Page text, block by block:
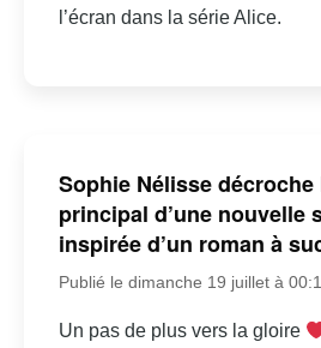
l’écran dans la série Alice.
Sophie Nélisse décroche
principal d’une nouvelle
inspirée d’un roman à
Publié le dimanche 19 juillet à
Un pas de plus vers la gloire